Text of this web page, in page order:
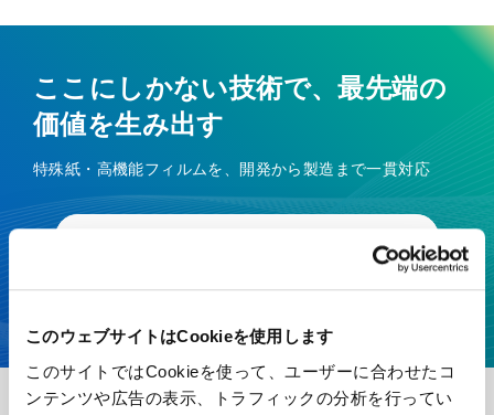
このウェブサイトはCookieを使用します
このサイトではCookieを使って、ユーザーに合わせたコ
ンテンツや広告の表示、トラフィックの分析を行ってい
ここにしかない技術で、最先端の
価値を生み出す
特殊紙・高機能フィルムを、開発から製造まで一貫対応